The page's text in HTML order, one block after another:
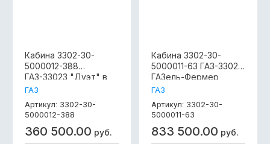
Кабина 3302-30-
5000012-388
ГАЗ-33023 "Дуэт" в
сборе ГАЗель-Бизнес
дизель ISF 2.8, под
ГУР, б/сид.,б/
фар.,простой цвет
ГАЗ
Артикул: 3302-30-
5000012-388
360 500.00 руб.
Кабина 3302-30-
5000011-63 ГАЗ-33023
ГАЗель-Фермер
"Дуэт" в сборе под
ГАЗ
Артикул: 3302-30-
5000011-63
833 500.00 руб.